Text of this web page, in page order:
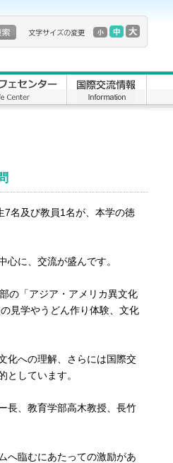
名及び教員1名が、本学の徳
に、交流が盛んです。
の「アジア・アメリカ異文化
見学やうどん作り体験、文化
化への理解、さらには国際交
しています。
長、教育学部高木教授、長竹
へ臨むにあたっての激励があ